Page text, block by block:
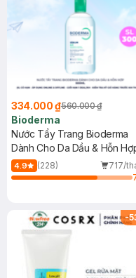
334.000 ₫560.000 ₫
Bioderma
Nước Tẩy Trang Bioderma
Dành Cho Da Dầu & Hỗn
500ml
4.9 (228)
717/
-